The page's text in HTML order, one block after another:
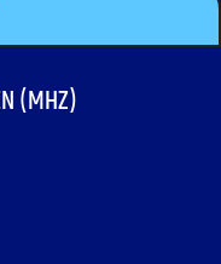
(MHZ)